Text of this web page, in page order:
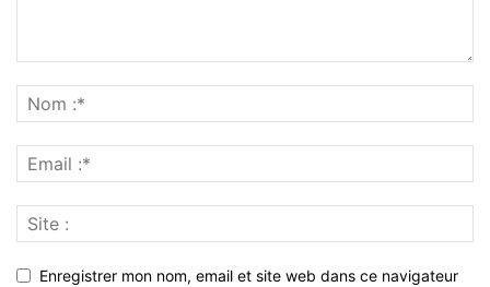
Enregistrer mon nom, email et site web dans ce navigateur